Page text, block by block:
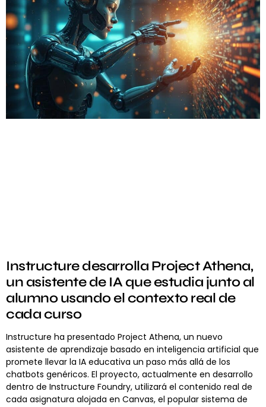
Instructure desarrolla Project Athena,
un asistente de IA que estudia junto al
alumno usando el contexto real de
cada curso
Instructure ha presentado Project Athena, un nuevo
asistente de aprendizaje basado en inteligencia artificial que
promete llevar la IA educativa un paso más allá de los
chatbots genéricos. El proyecto, actualmente en desarrollo
dentro de Instructure Foundry, utilizará el contenido real de
cada asignatura alojada en Canvas, el popular sistema de